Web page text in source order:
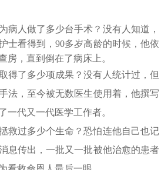
人做了多少台手术？没有人知道，
士看得到，90多岁高龄的时候，他依
房，直到倒在了病床上。
了多少项成果？没有人统计过，但
法，至今被无数医生使用着，他撰写
一代又一代医学工作者。
过多少个生命？恐怕连他自己也记
息传出，一批又一批被他治愈的患者